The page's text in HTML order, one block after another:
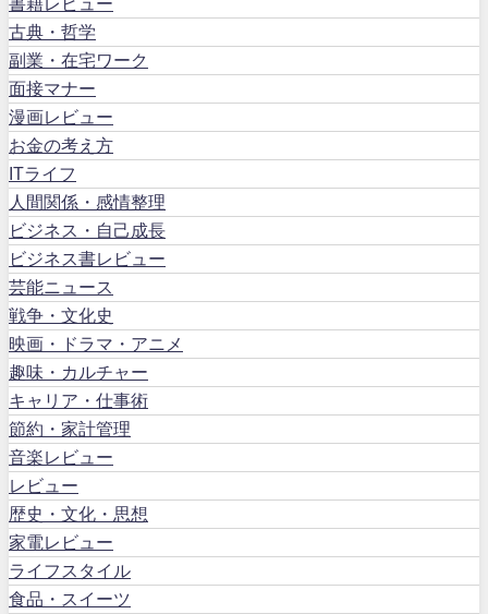
古典・哲学
副業・在宅ワーク
面接マナー
漫画レビュー
お金の考え方
ITライフ
人間関係・感情整理
ビジネス・自己成長
ビジネス書レビュー
芸能ニュース
戦争・文化史
映画・ドラマ・アニメ
趣味・カルチャー
キャリア・仕事術
節約・家計管理
音楽レビュー
レビュー
歴史・文化・思想
家電レビュー
ライフスタイル
食品・スイーツ